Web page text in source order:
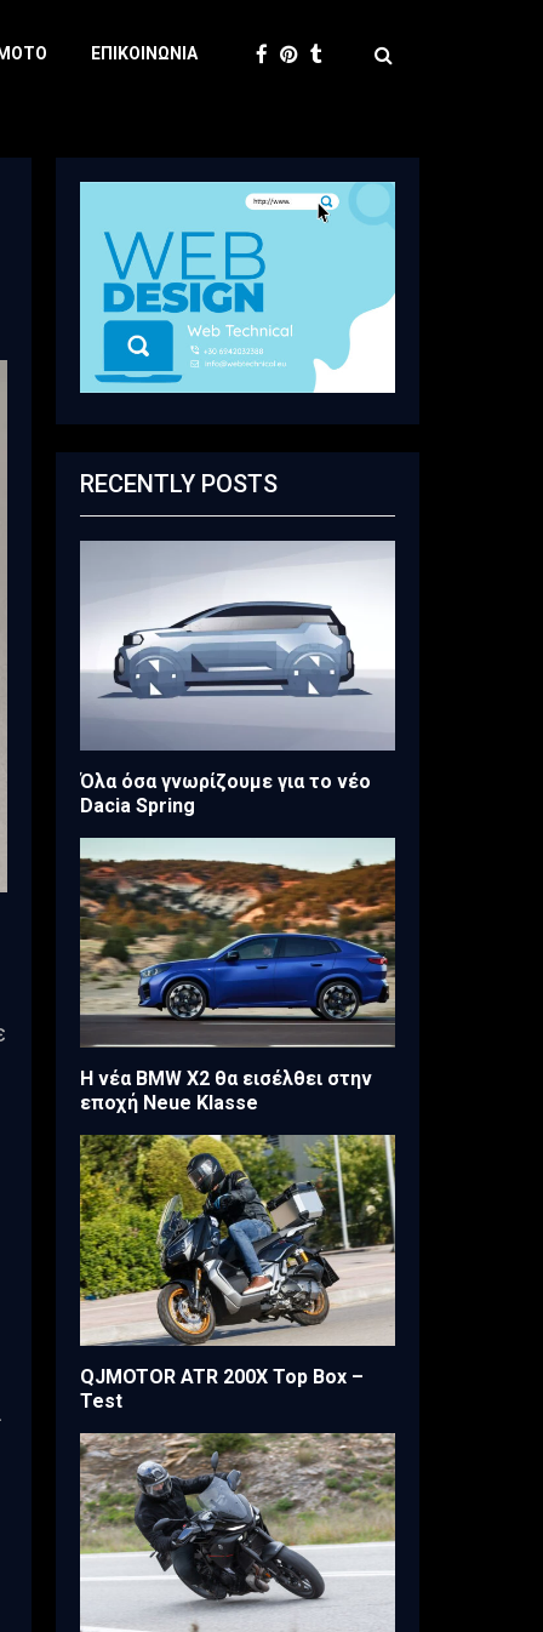
ΕΠΙΚΟΙΝΩΝΊΑ
RECENTLY POSTS
Όλα όσα γνωρίζουμε για το νέο
Dacia Spring
Η νέα BMW X2 θα εισέλθει στην
εποχή Neue Klasse
QJMOTOR ATR 200X Top Box –
Test